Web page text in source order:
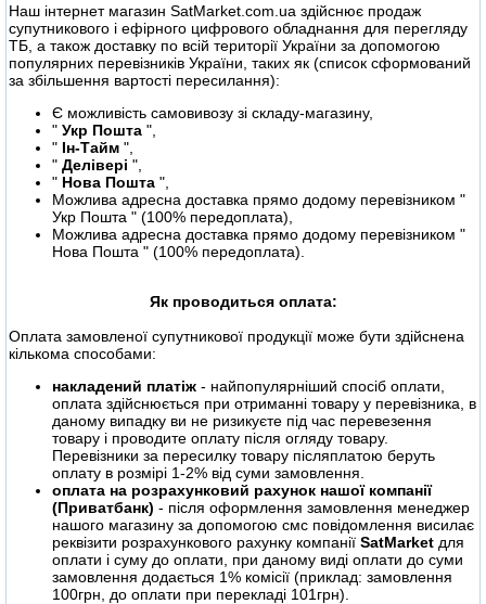
Наш інтернет магазин SatMarket.com.ua здійснює продаж
супутникового і ефірного цифрового обладнання для перегляду
ТБ, а також доставку по всій території України за допомогою
популярних перевізників України, таких як (список сформований
за збільшення вартості пересилання):
Є можливість самовивозу зі складу-магазину,
" Укр Пошта ",
" Ін-Тайм ",
" Делівері ",
" Нова Пошта ",
Можлива адресна доставка прямо додому перевізником "
Укр Пошта " (100% передоплата),
Можлива адресна доставка прямо додому перевізником "
Нова Пошта " (100% передоплата).
Як проводиться оплата:
Оплата замовленої супутникової продукції може бути здійснена
кількома способами:
накладений платіж - найпопулярніший спосіб оплати,
оплата здійснюється при отриманні товару у перевізника, в
даному випадку ви не ризикуєте під час перевезення
товару і проводите оплату після огляду товару.
Перевізники за пересилку товару післяплатою беруть
оплату в розмірі 1-2% від суми замовлення.
оплата на розрахунковий рахунок нашої компанії
(Приватбанк) - після оформлення замовлення менеджер
нашого магазину за допомогою смс повідомлення висилає
реквізити розрахункового рахунку компанії SatMarket для
оплати і суму до оплати, при даному виді оплати до суми
замовлення додається 1% комісії (приклад: замовлення
100грн, до оплати при перекладі 101грн).